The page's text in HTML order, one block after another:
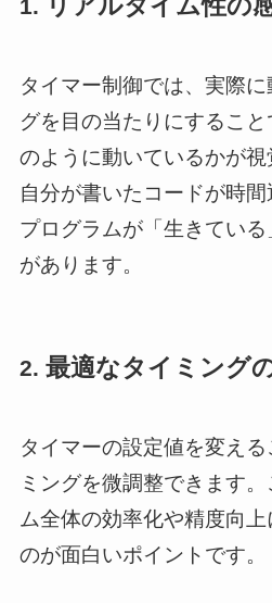
1.
タイマー制御では、実際
グを目の当たりにするこ
のように動いているかが視
自分が書いたコードが時間
プログラムが「生きてい
があります。
2. 最適なタイミング
タイマーの設定値を変え
ミングを微調整できます
ム全体の効率化や精度向
のが面白いポイントです。